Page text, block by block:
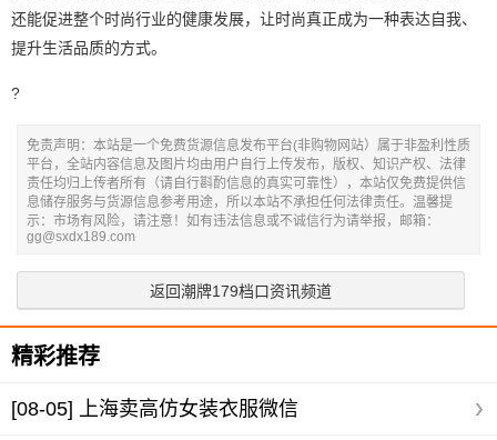
还能促进整个时尚行业的健康发展，让时尚真正成为一种表达自我、
提升生活品质的方式。
?
免责声明：本站是一个免费货源信息发布平台(非购物网站）属于非盈利性质
平台，全站内容信息及图片均由用户自行上传发布，版权、知识产权、法律
责任均归上传者所有（请自行斟酌信息的真实可靠性），本站仅免费提供信
息储存服务与货源信息参考用途，所以本站不承担任何法律责任。温馨提
示：市场有风险，请注意！如有违法信息或不诚信行为请举报，邮箱：
gg@sxdx189.com
返回潮牌179档口资讯频道
精彩推荐
[08-05] 上海卖高仿女装衣服微信